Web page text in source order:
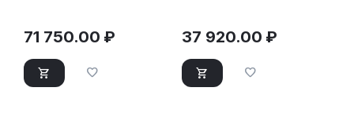
71 750.00 ₽ 37 920.00 ₽